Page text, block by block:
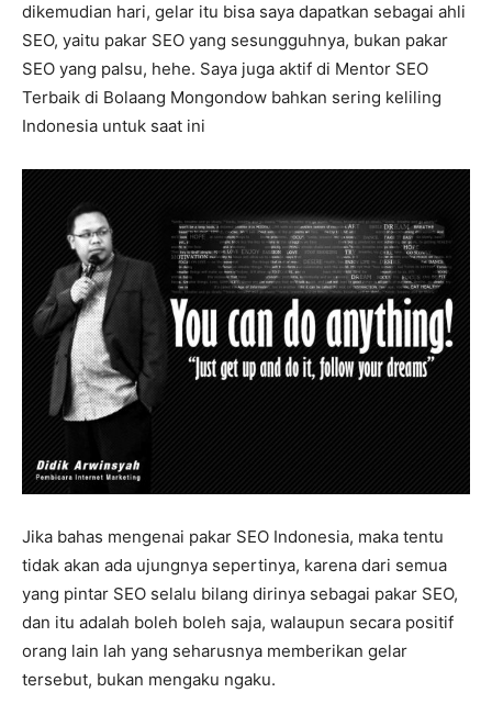
dikemudian hari, gelar itu bisa saya dapatkan sebagai ahli
SEO, yaitu pakar SEO yang sesungguhnya, bukan pakar
SEO yang palsu, hehe. Saya juga aktif di Mentor SEO
Terbaik di Bolaang Mongondow bahkan sering keliling
Indonesia untuk saat ini
Jika bahas mengenai pakar SEO Indonesia, maka tentu
tidak akan ada ujungnya sepertinya, karena dari semua
yang pintar SEO selalu bilang dirinya sebagai pakar SEO,
dan itu adalah boleh boleh saja, walaupun secara positif
orang lain lah yang seharusnya memberikan gelar
tersebut, bukan mengaku ngaku.